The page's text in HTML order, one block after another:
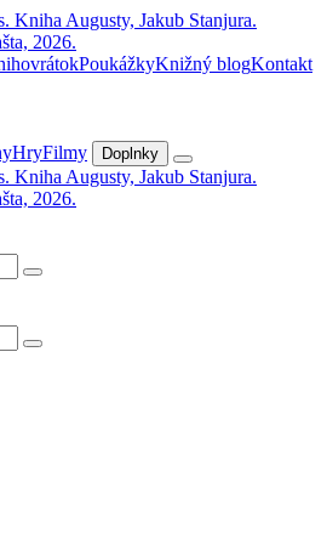
PoukážkyKnižný blogKontakt
HryFilmy Doplnky